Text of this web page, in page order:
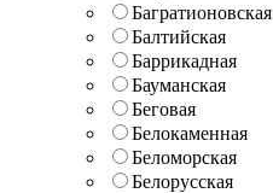
Багратионовская
Балтийская
Баррикадная
Бауманская
Беговая
Белокаменная
Беломорская
Белорусская